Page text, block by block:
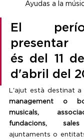
Ayudas a la
El
presentar
és del 11
d'abril del
L'ajut està destinat a
management o
musicals,
fundacions,
ajuntaments o